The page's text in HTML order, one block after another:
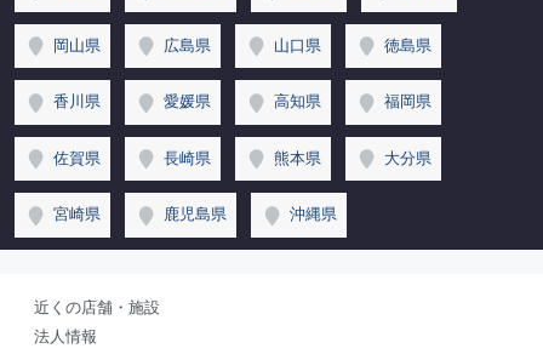
岡山県 広島県 山口県 徳島県
香川県 愛媛県 高知県 福岡県
佐賀県 長崎県 熊本県 大分県
宮崎県 鹿児島県 沖縄県
近くの店舗・施設
法人情報